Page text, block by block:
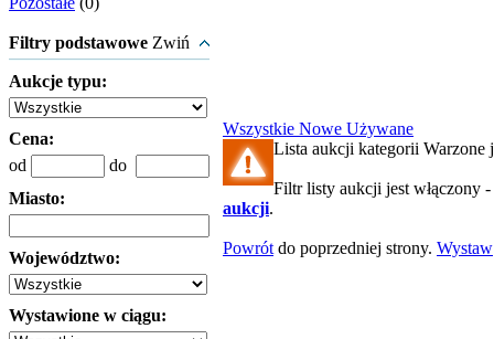
Filtry podstawowe Zwiń
Aukcje typu:
Cena:
od
do
Miasto:
Województwo:
Wystawione w ciągu:
Wszystkie Nowe Używane
Lista aukcji kategorii Warzone
Filtr listy aukcji jest włączony -
aukcji.
Powrót do poprzedniej strony. Wystaw